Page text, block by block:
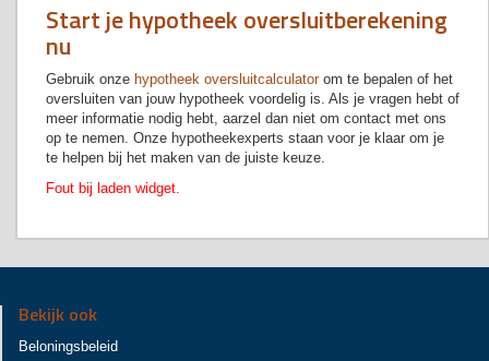
Start je hypotheek oversluitberekening
nu
Gebruik onze hypotheek oversluitcalculatorom te bepalen of het
oversluiten van jouw hypotheek voordelig is. Als je vragen hebt of
meer informatie nodig hebt, aarzel dan niet om contact met ons
op te nemen. Onze hypotheekexperts staan voor je klaar om je
te helpen bij het maken van de juiste keuze.
Fout bij laden widget.
Bekijk ook
Beloningsbeleid